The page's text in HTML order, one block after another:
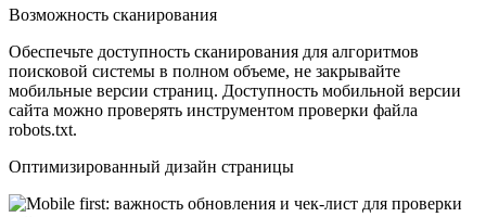
Возможность сканирования
Обеспечьте доступность сканирования для алгоритмов
поисковой системы в полном объеме, не закрывайте
мобильные версии страниц. Доступность мобильной версии
сайта можно проверять инструментом проверки файла
robots.txt.
Оптимизированный дизайн страницы